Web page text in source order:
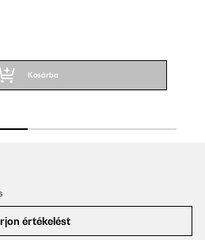
Kosárba
értékelést